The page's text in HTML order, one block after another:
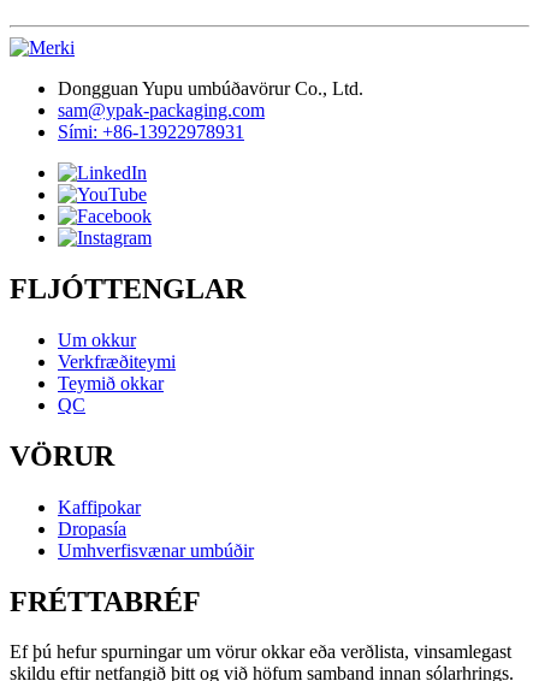
Dongguan Yupu umbúðavörur Co., Ltd.
sam@ypak-packaging.com
Sími: +86-13922978931
FLJÓTTENGLAR
Um okkur
Verkfræðiteymi
Teymið okkar
QC
VÖRUR
Kaffipokar
Dropasía
Umhverfisvænar umbúðir
FRÉTTABRÉF
Ef þú hefur spurningar um vörur okkar eða verðlista, vinsamlegast
skildu eftir netfangið þitt og við höfum samband innan sólarhrings.